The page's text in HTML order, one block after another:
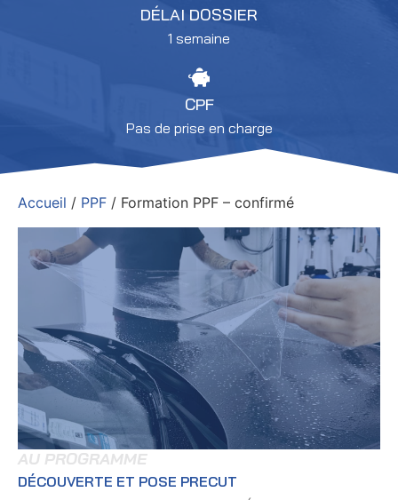
DÉLAI DOSSIER
1 semaine
CPF
Pas de prise en charge
Accueil / PPF / Formation PPF – confirmé
AU PROGRAMME
DÉCOUVERTE ET POSE PRECUT